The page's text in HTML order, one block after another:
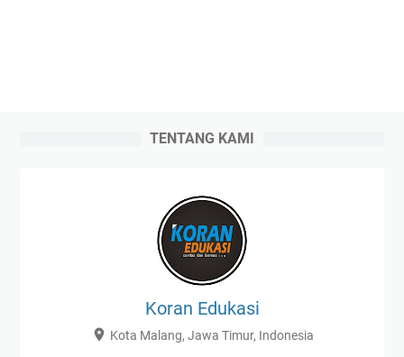
TENTANG KAMI
Koran Edukasi
Kota Malang, Jawa Timur, Indonesia